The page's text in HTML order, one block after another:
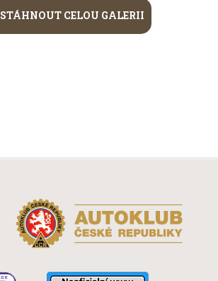
STÁHNOUT CELOU GALERII